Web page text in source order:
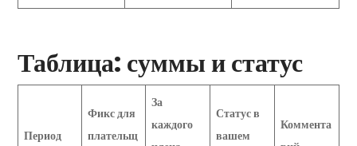
Таблица: суммы и статус
Период
Фикс для
плательщ
За
каждого
Статус в
вашем
Коммента